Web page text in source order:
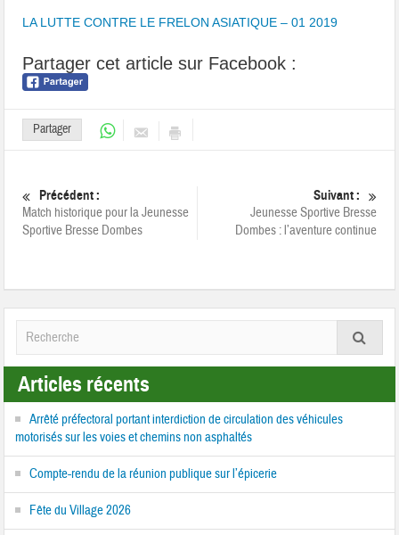
LA LUTTE CONTRE LE FRELON ASIATIQUE – 01 2019
Partager cet article sur Facebook :
Partager
Précédent :
Match historique pour la Jeunesse
Sportive Bresse Dombes
Suivant :
Jeunesse Sportive Bresse
Dombes : l’aventure continue
Articles récents
Arrêté préfectoral portant interdiction de circulation des véhicules
motorisés sur les voies et chemins non asphaltés
Compte-rendu de la réunion publique sur l’épicerie
Fête du Village 2026